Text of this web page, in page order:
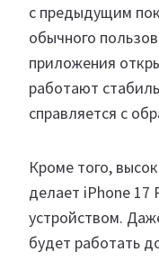
с предыдущим
обычного
приложения
работают
справляется с
Кроме того,
делает iPhone 17
устройством.
будет работать